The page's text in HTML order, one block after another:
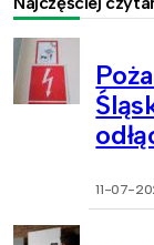
11-07-